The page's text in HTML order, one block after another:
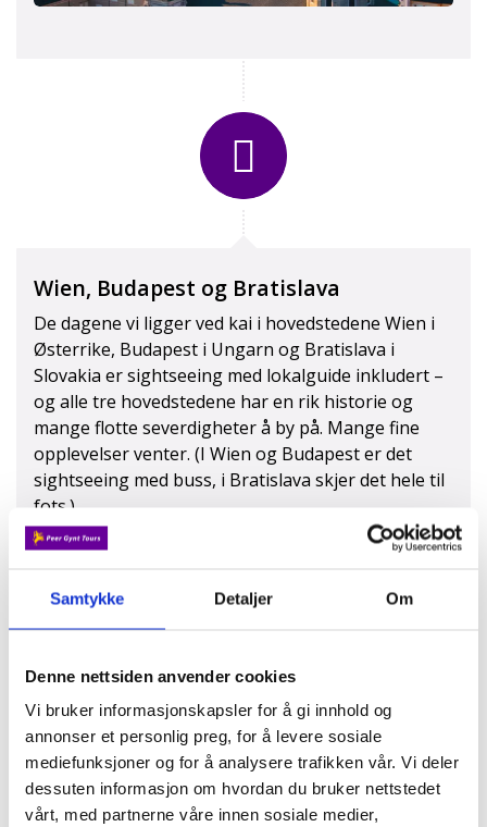
Samtykke Detaljer Om
Denne nettsiden anvender cookies
Vi bruker informasjonskapsler for å gi innhold og
annonser et personlig preg, for å levere sosiale
mediefunksjoner og for å analysere trafikken vår. Vi deler
dessuten informasjon om hvordan du bruker nettstedet
vårt, med partnerne våre innen sosiale medier,
Wachau
Wien, Budapest og Bratislava
De dagene vi ligger ved kai i hovedstedene Wien i
Østerrike, Budapest i Ungarn og Bratislava i
Slovakia er sightseeing med lokalguide inkludert –
og alle tre hovedstedene har en rik historie og
mange flotte severdigheter å by på. Mange fine
opplevelser venter. (I Wien og Budapest er det
sightseeing med buss, i Bratislava skjer det hele til
fots.)
Budapest